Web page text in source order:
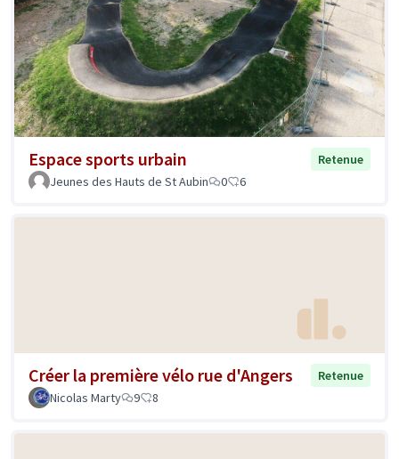
Espace sports urbain
Retenue
Jeunes des Hauts de St Aubin
0 6
Créer la première vélo rue d'Angers
Retenue
Nicolas Marty
9 8